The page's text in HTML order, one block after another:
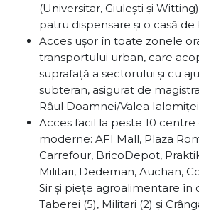
(Universitar, Giulești și
patru dispensare și o casă de
Acces ușor în toate zonele
transportului urban, care
suprafață a sectorului și cu
subteran, asigurat de
Râul Doamnei/Valea
Acces facil la peste 10
moderne: AFI Mall, Plaza
Carrefour, BricoDepot,
Militari, Dedeman, Auchan,
Sir și piețe agroalimentare în
Taberei (5), Militari (2) și